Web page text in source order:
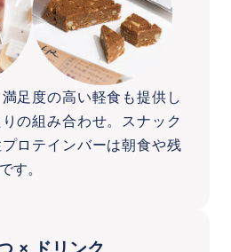
足度の高い軽食も提供し
の組み合わせ。スナック
ロテインバーは朝食や残
す。